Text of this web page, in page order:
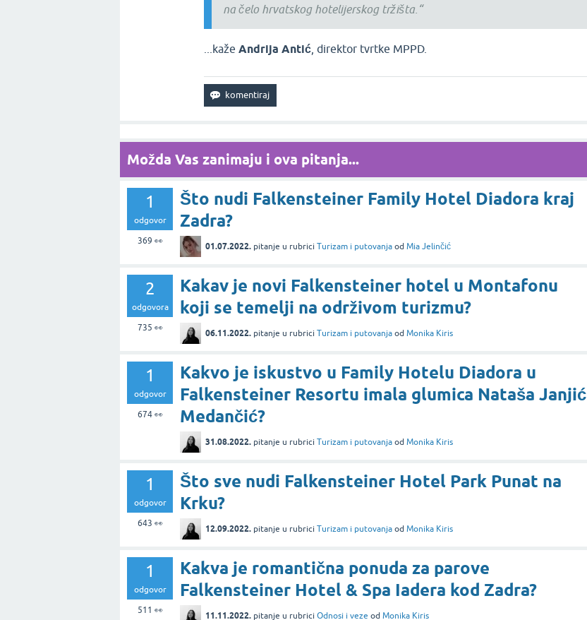
na čelo hrvatskog hotelijerskog tržišta.“
...kažeAndrija Antić , direktor tvrtke MPPD.
Možda Vas zanimaju i ova pitanja...
1
odgovor
369 👀
Što nudi Falkensteiner Family Hotel Diadora kraj
Zadra?
01.07.2022. pitanje u rubrici Turizam i putovanja od Mia Jelinčić
2
odgovora
735 👀
Kakav je novi Falkensteiner hotel u Montafonu
koji se temelji na održivom turizmu?
06.11.2022. pitanje u rubrici Turizam i putovanja od Monika Kiris
1
odgovor
674👀
Kakvo je iskustvo u Family Hotelu Diadora u
Falkensteiner Resortu imala glumica Nataša Janjić
Medančić?
31.08.2022. pitanje u rubrici Turizam i putovanja od Monika Kiris
1
odgovor
643 👀
Što sve nudi Falkensteiner Hotel Park Punat na
Krku?
12.09.2022. pitanje u rubrici Turizam i putovanja od Monika Kiris
1
odgovor
511 👀
Kakva je romantična ponuda za parove
Falkensteiner Hotel & Spa Iadera kod Zadra?
11.11.2022. pitanje u rubrici Odnosi i veze od Monika Kiris